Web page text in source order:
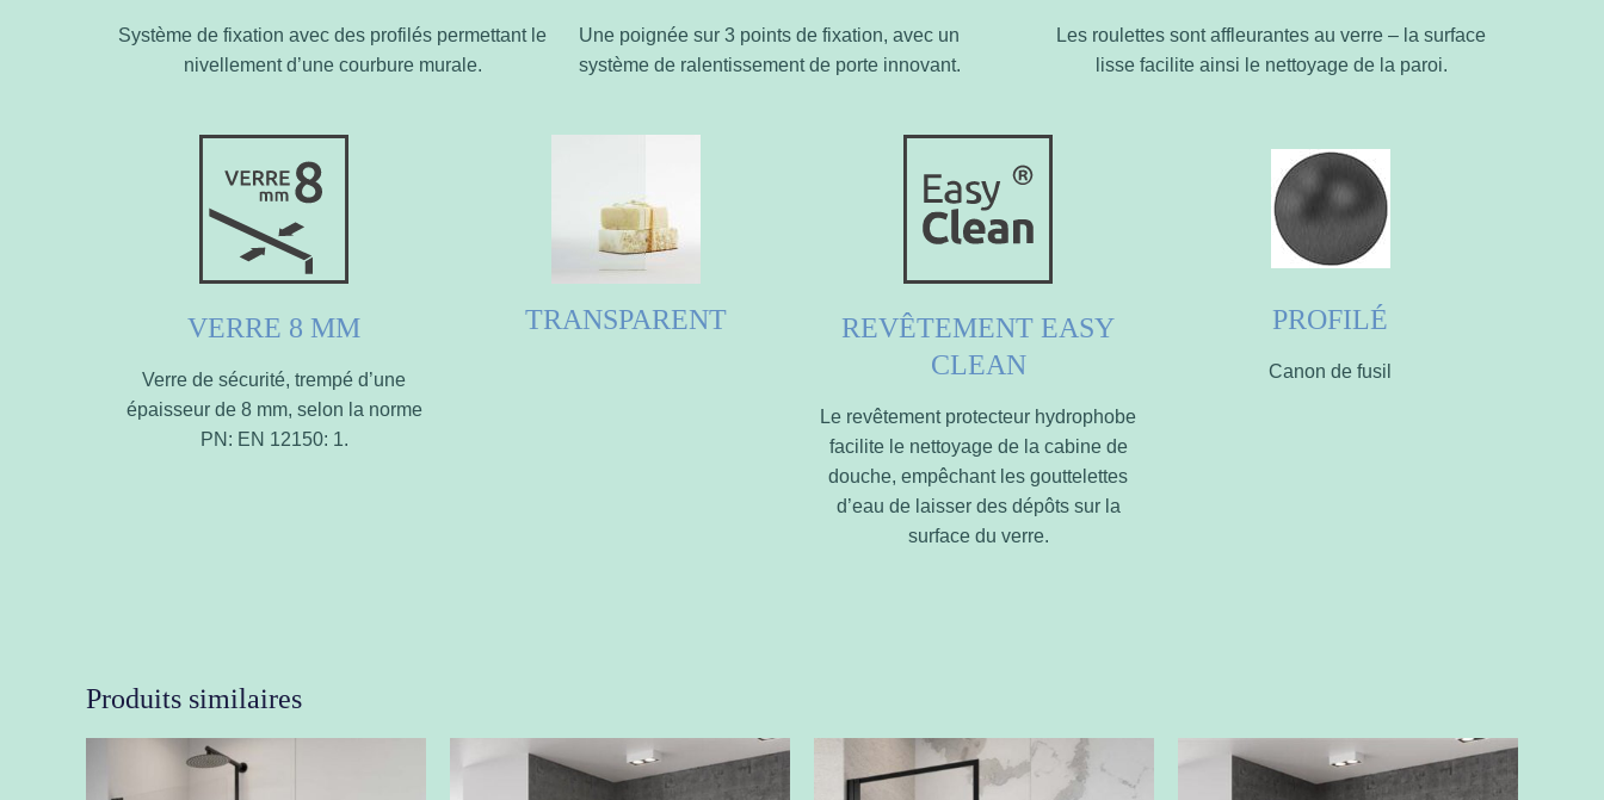
Système de fixation avec des profilés permettant le
nivellement d’une courbure murale.
Une poignée sur 3 points de fixation, avec un
système de ralentissement de porte innovant.
Les roulettes sont affleurantes au verre – la surface
lisse facilite ainsi le nettoyage de la paroi.
VERRE 8 MM
Verre de sécurité, trempé d’une
épaisseur de 8 mm, selon la norme
PN: EN 12150: 1.
TRANSPARENT
REVÊTEMENT EASY
CLEAN
Le revêtement protecteur hydrophobe
facilite le nettoyage de la cabine de
douche, empêchant les gouttelettes
d’eau de laisser des dépôts sur la
surface du verre.
PROFILÉ
Canon de fusil
Produits similaires